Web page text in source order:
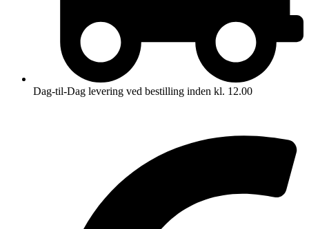
Dag-til-Dag levering ved bestilling inden kl. 12.00